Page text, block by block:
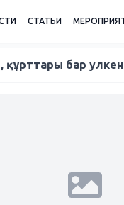
СТАТЬИ
құрттары бар